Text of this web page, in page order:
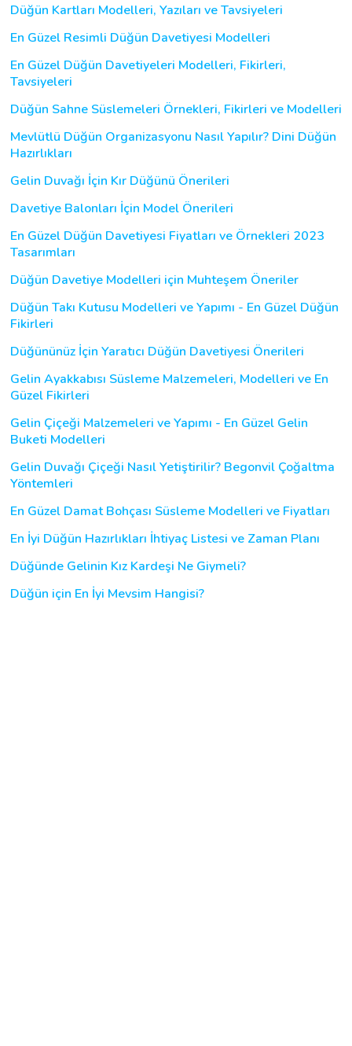
Düğün Kartları Modelleri, Yazıları ve Tavsiyeleri
En Güzel Resimli Düğün Davetiyesi Modelleri
En Güzel Düğün Davetiyeleri Modelleri, Fikirleri,
Tavsiyeleri
Düğün Sahne Süslemeleri Örnekleri, Fikirleri ve Modelleri
Mevlütlü Düğün Organizasyonu Nasıl Yapılır? Dini Düğün
Hazırlıkları
Gelin Duvağı İçin Kır Düğünü Önerileri
Davetiye Balonları İçin Model Önerileri
En Güzel Düğün Davetiyesi Fiyatları ve Örnekleri 2023
Tasarımları
Düğün Davetiye Modelleri için Muhteşem Öneriler
Düğün Takı Kutusu Modelleri ve Yapımı - En Güzel Düğün
Fikirleri
Düğününüz İçin Yaratıcı Düğün Davetiyesi Önerileri
Gelin Ayakkabısı Süsleme Malzemeleri, Modelleri ve En
Güzel Fikirleri
Gelin Çiçeği Malzemeleri ve Yapımı - En Güzel Gelin
Buketi Modelleri
Gelin Duvağı Çiçeği Nasıl Yetiştirilir? Begonvil Çoğaltma
Yöntemleri
En Güzel Damat Bohçası Süsleme Modelleri ve Fiyatları
En İyi Düğün Hazırlıkları İhtiyaç Listesi ve Zaman Planı
Düğünde Gelinin Kız Kardeşi Ne Giymeli?
Düğün için En İyi Mevsim Hangisi?